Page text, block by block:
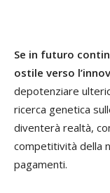
Se in futuro
ostile verso
depotenziare
ricerca genetica
diventerà realtà,
competitività della
pagamenti.